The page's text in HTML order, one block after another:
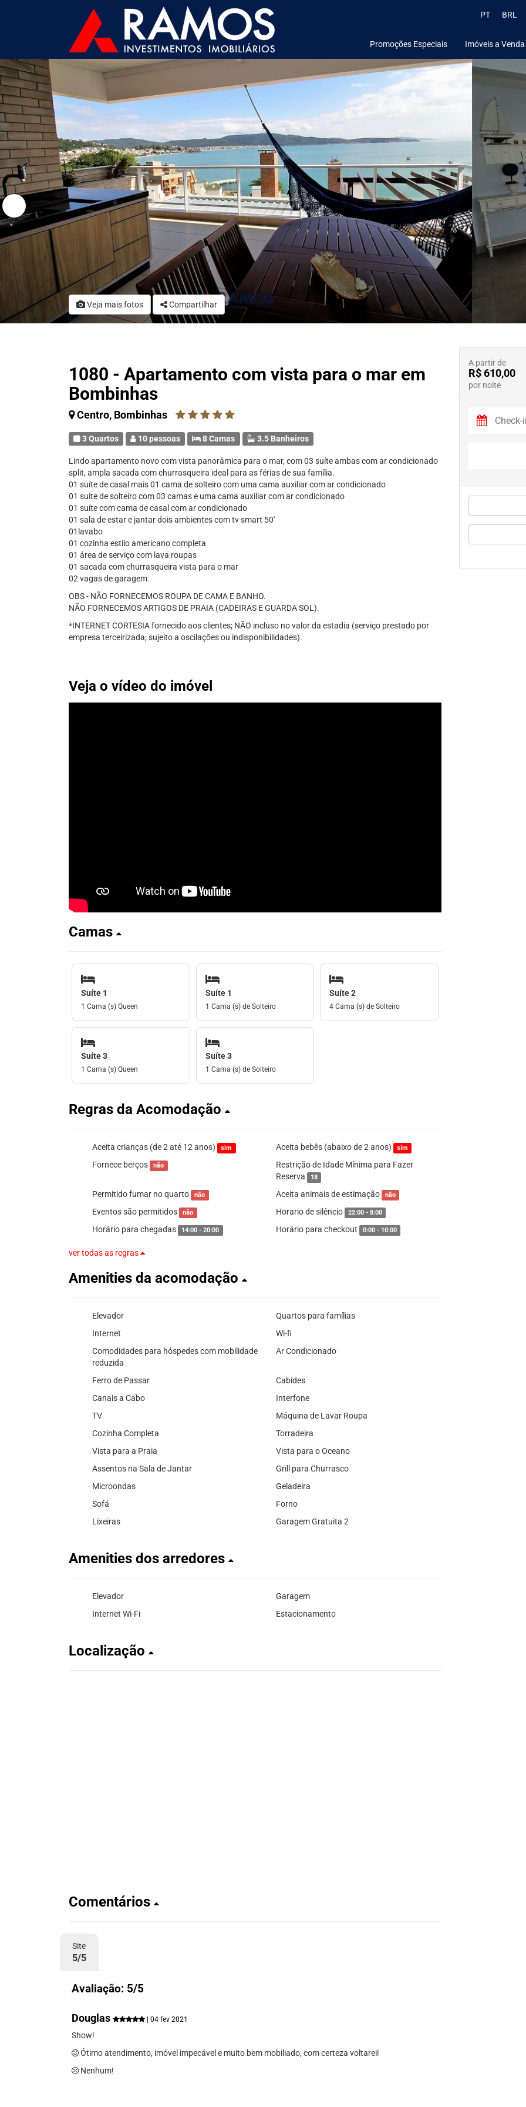
PT BRL
Promoções Especiais Imóveis a Venda
Veja mais fotos Compartilhar
1080 - Apartamento com vista para o mar em
Bombinhas
Centro, Bombinhas
3 Quartos 10 pessoas 8 Camas 3.5 Banheiros
Lindo apartamento novo com vista panorâmica para o mar, com 03 suíte ambas com ar condicionado
split, ampla sacada com churrasqueira ideal para as férias de sua família.
01 suíte de casal mais 01 cama de solteiro com uma cama auxiliar com ar condicionado
01 suíte de solteiro com 03 camas e uma cama auxiliar com ar condicionado
01 suíte com cama de casal com ar condicionado
01 sala de estar e jantar dois ambientes com tv smart 50'
01lavabo
01 cozinha estilo americano completa
01 área de serviço com lava roupas
01 sacada com churrasqueira vista para o mar
02 vagas de garagem.
OBS - NÃO FORNECEMOS ROUPA DE CAMA E BANHO.
NÃO FORNECEMOS ARTIGOS DE PRAIA (CADEIRAS E GUARDA SOL).
*INTERNET CORTESIA fornecido aos clientes; NÃO incluso no valor da estadia (serviço prestado por
empresa terceirizada; sujeito a oscilações ou indisponibilidades).
Veja o vídeo do imóvel
Camas
Suíte 1
1 Cama (s) Queen
Suíte 1
1 Cama (s) de Solteiro
Suíte 2
4 Cama (s) de Solteiro
Suíte 3
1 Cama (s) Queen
Suíte 3
1 Cama (s) de Solteiro
Regras da Acomodação
Aceita crianças (de 2 até 12 anos) sim Aceita bebês (abaixo de 2 anos) sim
Fornece berços não
Restrição de Idade Mínima para Fazer
Reserva
18
Permitido fumar no quarto não Aceita animais de estimação não
Eventos são permitidos não Horario de silêncio 22:00 - 8:00
Horário para chegadas 14:00 - 20:00 Horário para checkout 0:00 - 10:00
ver todas as regras
Amenities da acomodação
Elevador
Quartos para famílias
Internet
Wi-fi
Comodidades para hóspedes com mobilidade
reduzida
Ar Condicionado
Ferro de Passar
Cabides
Canais a Cabo
Interfone
TV
Máquina de Lavar Roupa
Cozinha Completa
Torradeira
Vista para a Praia
Vista para o Oceano
Assentos na Sala de Jantar
Grill para Churrasco
Microondas
Geladeira
Sofá
Forno
Lixeiras
Garagem Gratuita 2
Amenities dos arredores
Elevador
Garagem
Internet Wi-Fi
Estacionamento
Localização
Comentários
Site
5/5
Avaliação: 5/5
Douglas | 04 fev 2021
Show!
Ótimo atendimento, imóvel impecável e muito bem mobiliado, com certeza voltarei!
Nenhum!
A partir de
R$ 610,00
por noite